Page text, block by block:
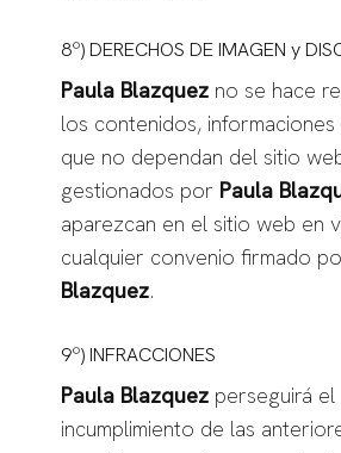
8º) DERECHOS DE IMAGEN y
Paula Blazquezno se hace
los contenidos, informaciones
que no dependan del sitio
gestionados por Paula
aparezcan en el sitio web en
cualquier convenio firmado
Blazquez.
9º) INFRACCIONES
Paula Blazquezperseguirá el
incumplimiento de las